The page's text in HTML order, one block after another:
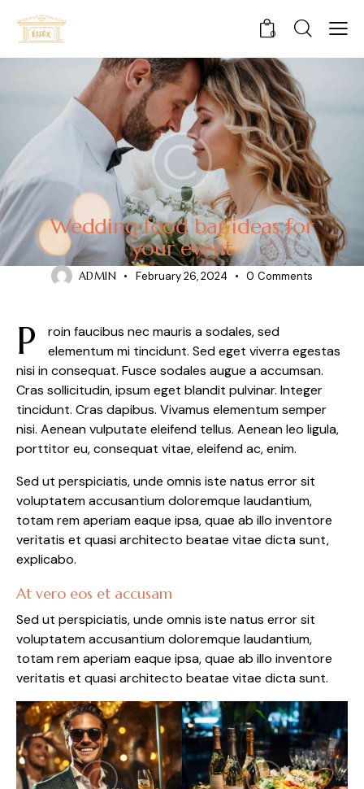
0
STORIES
Wedding food bar ideas for
your event
ADMIN February 26, 2024 0 Comments
P
roin faucibus nec mauris a sodales, sed
elementum mi tincidunt. Sed eget viverra egestas
nisi in consequat. Fusce sodales augue a accumsan.
Cras sollicitudin, ipsum eget blandit pulvinar. Integer
tincidunt. Cras dapibus. Vivamus elementum semper
nisi. Aenean vulputate eleifend tellus. Aenean leo ligula,
porttitor eu, consequat vitae, eleifend ac, enim.
Sed ut perspiciatis, unde omnis iste natus error sit
voluptatem accusantium doloremque laudantium,
totam rem aperiam eaque ipsa, quae ab illo inventore
veritatis et quasi architecto beatae vitae dicta sunt,
explicabo.
At vero eos et accusam
Sed ut perspiciatis, unde omnis iste natus error sit
voluptatem accusantium doloremque laudantium,
totam rem aperiam eaque ipsa, quae ab illo inventore
veritatis et quasi architecto beatae vitae dicta sunt.